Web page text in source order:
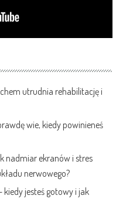
utrudnia rehabilitację i
wie, kiedy powinieneś
nadmiar ekranów i stres
nerwowego?
jesteś gotowy i jak